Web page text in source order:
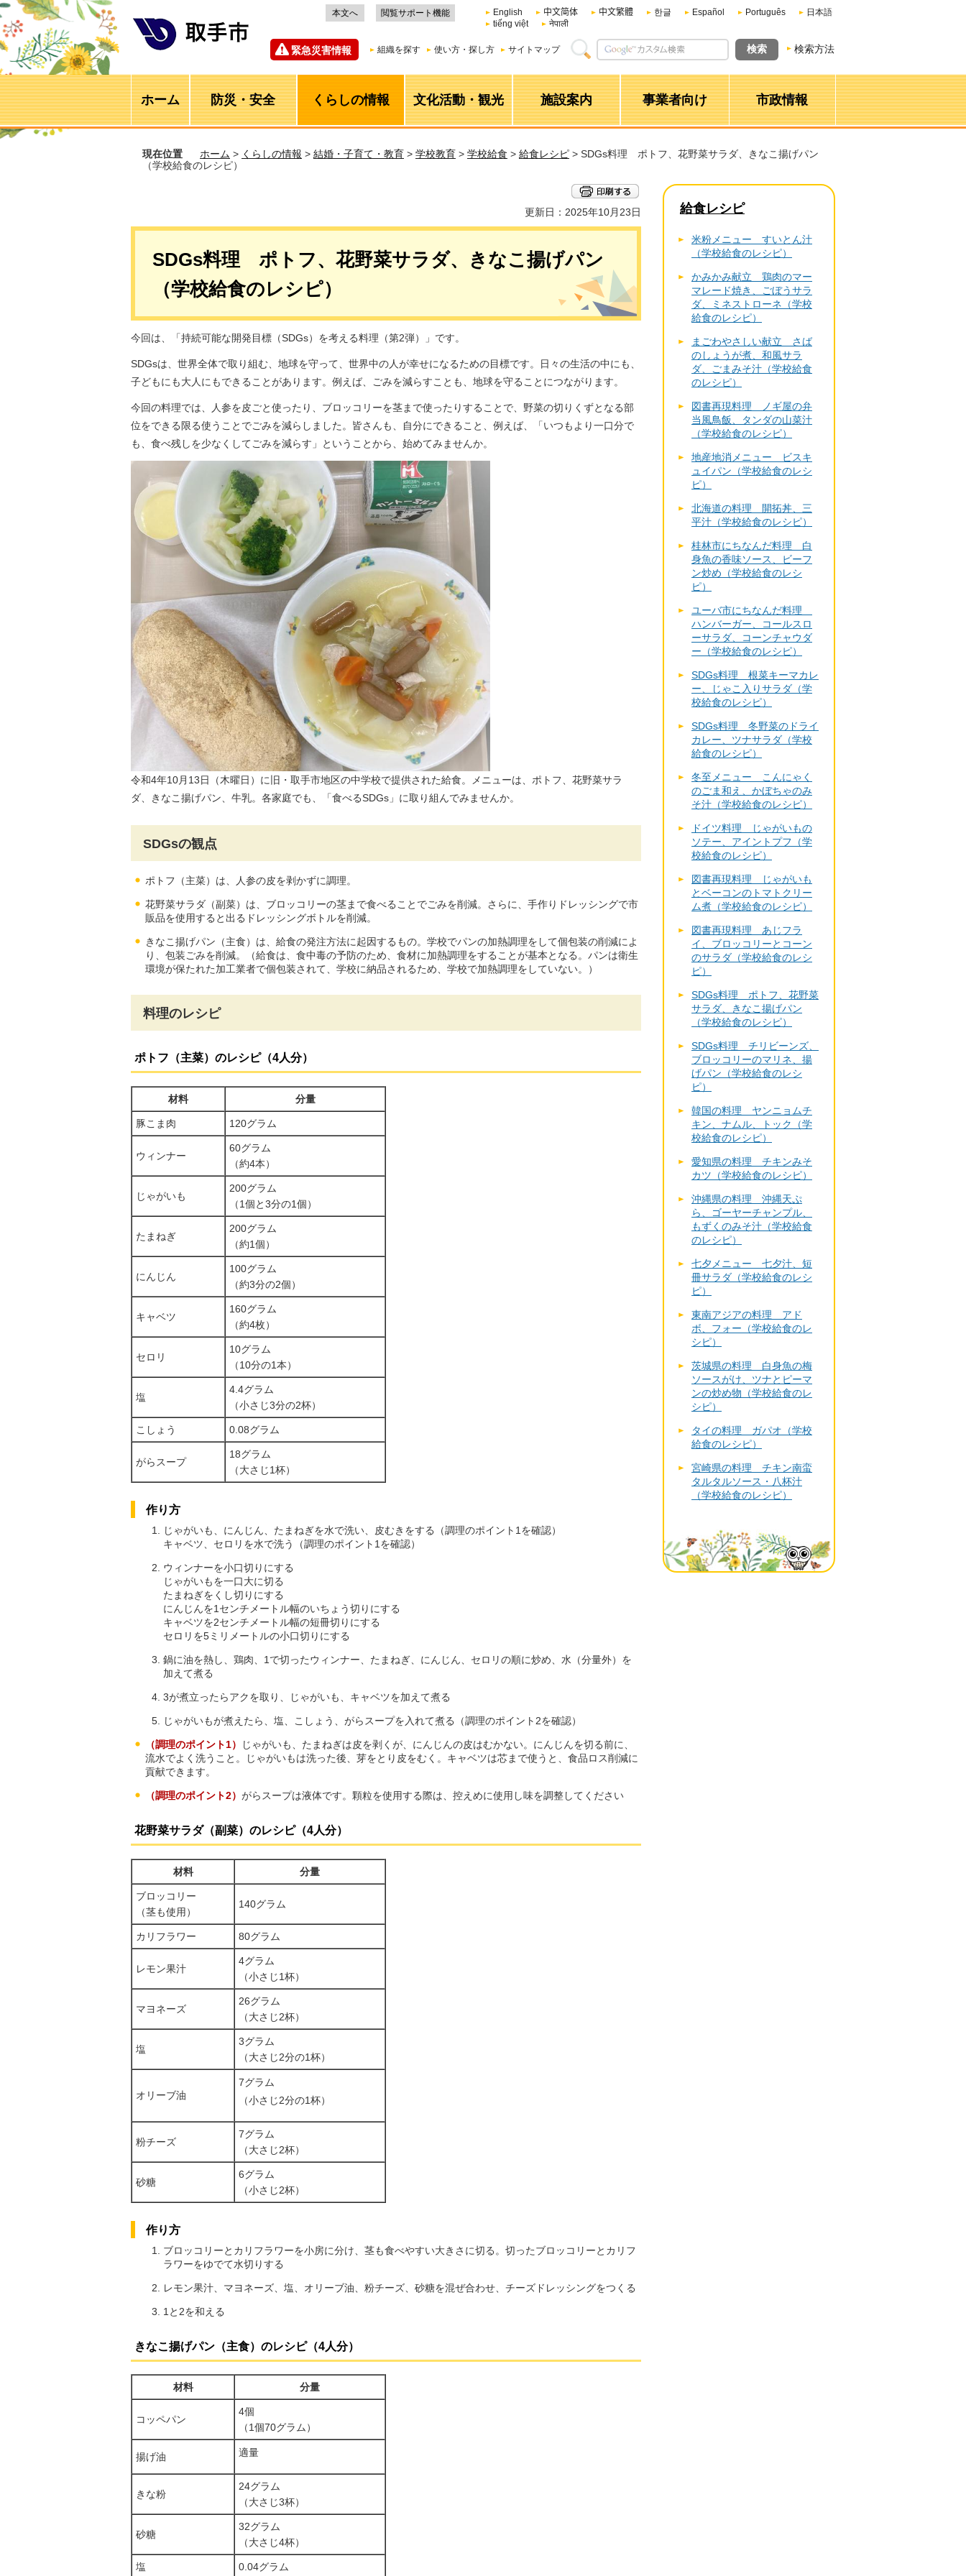
本文へ 閲覧サポート機能 English 中文简体 中文繁體 한글 Español Português
日本語
tiếng việt
नेपाली
緊急災害情報 組織を探す 使い方・探し方 サイトマップ 検索方法
ホーム 防災・安全 くらしの情報 文化活動・観光 施設案内 事業者向け 市政情報
現在位置 ホーム > くらしの情報 > 結婚・子育て・教育 > 学校教育 > 学校給食 > 給食レシピ > SDGs料理 ポトフ、花野菜サラダ、きなこ揚げパン
（学校給食のレシピ）
更新日：2025年10月23日
SDGs料理 ポトフ、花野菜サラダ、きなこ揚げパン
（学校給食のレシピ）
今回は、「持続可能な開発目標（SDGs）を考える料理（第2弾）」です。
SDGsは、世界全体で取り組む、地球を守って、世界中の人が幸せになるための目標です。日々の生活の中にも、
子どもにも大人にもできることがあります。例えば、ごみを減らすことも、地球を守ることにつながります。
今回の料理では、人参を皮ごと使ったり、ブロッコリーを茎まで使ったりすることで、野菜の切りくずとなる部
位をできる限る使うことでごみを減らしました。皆さんも、自分にできること、例えば、「いつもより一口分で
も、食べ残しを少なくしてごみを減らす」ということから、始めてみませんか。
令和4年10月13日（木曜日）に旧・取手市地区の中学校で提供された給食。メニューは、ポトフ、花野菜サラ
ダ、きなこ揚げパン、牛乳。各家庭でも、「食べるSDGs」に取り組んでみませんか。
SDGsの観点
ポトフ（主菜）は、人参の皮を剥かずに調理。
花野菜サラダ（副菜）は、ブロッコリーの茎まで食べることでごみを削減。さらに、手作りドレッシングで市
販品を使用すると出るドレッシングボトルを削減。
きなこ揚げパン（主食）は、給食の発注方法に起因するもの。学校でパンの加熱調理をして個包装の削減によ
り、包装ごみを削減。（給食は、食中毒の予防のため、食材に加熱調理をすることが基本となる。パンは衛生
環境が保たれた加工業者で個包装されて、学校に納品されるため、学校で加熱調理をしていない。）
料理のレシピ
ポトフ（主菜）のレシピ（4人分）
材料 分量
豚こま肉 120グラム
ウィンナー
60グラム
（約4本）
じゃがいも
200グラム
（1個と3分の1個）
たまねぎ
200グラム
（約1個）
にんじん
100グラム
（約3分の2個）
キャベツ
160グラム
（約4枚）
セロリ
10グラム
（10分の1本）
塩
4.4グラム
（小さじ3分の2杯）
こしょう 0.08グラム
がらスープ
18グラム
（大さじ1杯）
作り方
じゃがいも、にんじん、たまねぎを水で洗い、皮むきをする（調理のポイント1を確認）
キャベツ、セロリを水で洗う（調理のポイント1を確認）
ウィンナーを小口切りにする
じゃがいもを一口大に切る
たまねぎをくし切りにする
にんじんを1センチメートル幅のいちょう切りにする
キャベツを2センチメートル幅の短冊切りにする
セロリを5ミリメートルの小口切りにする
鍋に油を熱し、鶏肉、1で切ったウィンナー、たまねぎ、にんじん、セロリの順に炒め、水（分量外）を
加えて煮る
3が煮立ったらアクを取り、じゃがいも、キャベツを加えて煮る
じゃがいもが煮えたら、塩、こしょう、がらスープを入れて煮る（調理のポイント2を確認）
（調理のポイント1）
じゃがいも、たまねぎは皮を剥くが、にんじんの皮はむかない。にんじんを切る前に、
流水でよく洗うこと。じゃがいもは洗った後、芽をとり皮をむく。キャベツは芯まで使うと、食品ロス削減に
貢献できます。
（調理のポイント2） がらスープは液体です。顆粒を使用する際は、控えめに使用し味を調整してください
花野菜サラダ（副菜）のレシピ（4人分）
材料 分量
ブロッコリー
（茎も使用）
140グラム
カリフラワー 80グラム
レモン果汁
4グラム
（小さじ1杯）
マヨネーズ
26グラム
（大さじ2杯）
塩
3グラム
（大さじ2分の1杯）
オリーブ油
7グラム
（小さじ2分の1杯）
粉チーズ
7グラム
（大さじ2杯）
砂糖
6グラム
（小さじ2杯）
作り方
ブロッコリーとカリフラワーを小房に分け、茎も食べやすい大きさに切る。切ったブロッコリーとカリフ
ラワーをゆでて水切りする
レモン果汁、マヨネーズ、塩、オリーブ油、粉チーズ、砂糖を混ぜ合わせ、チーズドレッシングをつくる
1と2を和える
きなこ揚げパン（主食）のレシピ（4人分）
材料 分量
コッペパン
4個
（1個70グラム）
揚げ油 適量
きな粉
24グラム
（大さじ3杯）
砂糖
32グラム
（大さじ4杯）
塩 0.04グラム
給食レシピ
米粉メニュー すいとん汁
（学校給食のレシピ）
かみかみ献立 鶏肉のマー
マレード焼き、ごぼうサラ
ダ、ミネストローネ（学校
給食のレシピ）
まごわやさしい献立 さば
のしょうが煮、和風サラ
ダ、ごまみそ汁（学校給食
のレシピ）
図書再現料理 ノギ屋の弁
当風鳥飯、タンダの山菜汁
（学校給食のレシピ）
地産地消メニュー ビスキ
ュイパン（学校給食のレシ
ピ）
北海道の料理 開拓丼、三
平汁（学校給食のレシピ）
桂林市にちなんだ料理 白
身魚の香味ソース、ビーフ
ン炒め（学校給食のレシ
ピ）
ユーバ市にちなんだ料理
ハンバーガー、コールスロ
ーサラダ、コーンチャウダ
ー（学校給食のレシピ）
SDGs料理 根菜キーマカレ
ー、じゃこ入りサラダ（学
校給食のレシピ）
SDGs料理 冬野菜のドライ
カレー、ツナサラダ（学校
給食のレシピ）
冬至メニュー こんにゃく
のごま和え、かぼちゃのみ
そ汁（学校給食のレシピ）
ドイツ料理 じゃがいもの
ソテー、アイントプフ（学
校給食のレシピ）
図書再現料理 じゃがいも
とベーコンのトマトクリー
ム煮（学校給食のレシピ）
図書再現料理 あじフラ
イ、ブロッコリーとコーン
のサラダ（学校給食のレシ
ピ）
SDGs料理 ポトフ、花野菜
サラダ、きなこ揚げパン
（学校給食のレシピ）
SDGs料理 チリビーンズ、
ブロッコリーのマリネ、揚
げパン（学校給食のレシ
ピ）
韓国の料理 ヤンニョムチ
キン、ナムル、トック（学
校給食のレシピ）
愛知県の料理 チキンみそ
カツ（学校給食のレシピ）
沖縄県の料理 沖縄天ぷ
ら、ゴーヤーチャンプル、
もずくのみそ汁（学校給食
のレシピ）
七夕メニュー 七夕汁、短
冊サラダ（学校給食のレシ
ピ）
東南アジアの料理 アド
ボ、フォー（学校給食のレ
シピ）
茨城県の料理 白身魚の梅
ソースがけ、ツナとピーマ
ンの炒め物（学校給食のレ
シピ）
タイの料理 ガパオ（学校
給食のレシピ）
宮崎県の料理 チキン南蛮
タルタルソース・八杯汁
（学校給食のレシピ）